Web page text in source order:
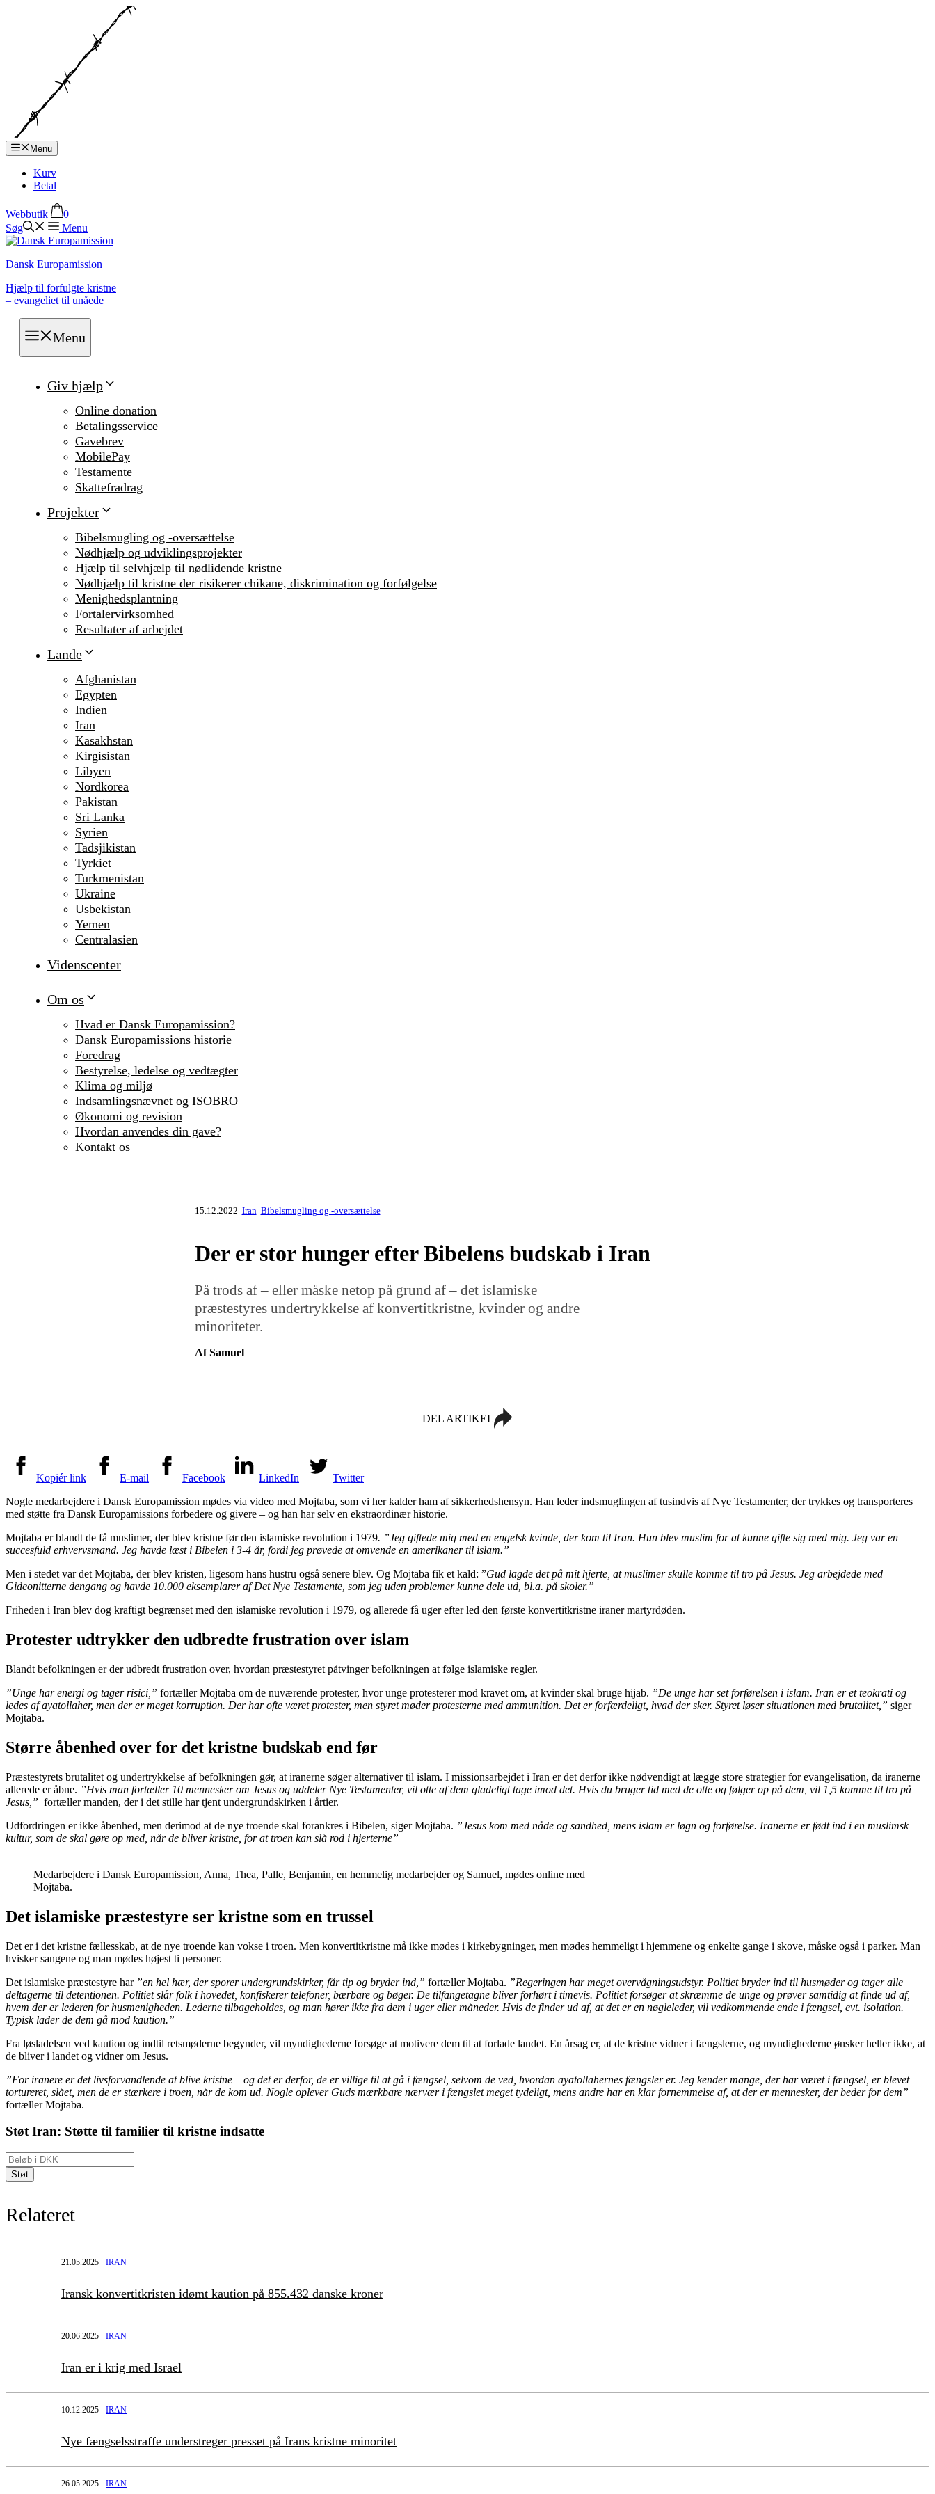
Menu
Kurv
Betal
Webbutik
0
Søg
Menu
Dansk Europamission
Hjælp til forfulgte kristne
– evangeliet til unåede
Menu
Giv hjælp
Online donation
Betalingsservice
Gavebrev
MobilePay
Testamente
Skattefradrag
Projekter
Bibelsmugling og -oversættelse
Nødhjælp og udviklingsprojekter
Hjælp til selvhjælp til nødlidende kristne
Nødhjælp til kristne der risikerer chikane, diskrimination og forfølgelse
Menighedsplantning
Fortalervirksomhed
Resultater af arbejdet
Lande
Afghanistan
Egypten
Indien
Iran
Kasakhstan
Kirgisistan
Libyen
Nordkorea
Pakistan
Sri Lanka
Syrien
Tadsjikistan
Tyrkiet
Turkmenistan
Ukraine
Usbekistan
Yemen
Centralasien
Videnscenter
Om os
Hvad er Dansk Europamission?
Dansk Europamissions historie
Foredrag
Bestyrelse, ledelse og vedtægter
Klima og miljø
Indsamlingsnævnet og ISOBRO
Økonomi og revision
Hvordan anvendes din gave?
Kontakt os
15.12.2022 Iran Bibelsmugling og -oversættelse
Der er stor hunger efter Bibelens budskab i Iran
På trods af – eller måske netop på grund af – det islamiske
præstestyres undertrykkelse af konvertitkristne, kvinder og andre
minoriteter.
Af Samuel
DEL ARTIKEL
Kopiér link E-mail Facebook LinkedIn
Twitter
Nogle medarbejdere i Dansk Europamission mødes via video med Mojtaba, som vi her kalder ham af sikkerhedshensyn. Han leder indsmuglingen af tusindvis af Nye Testamenter, der trykkes og transporteres
med støtte fra Dansk Europamissions forbedere og givere – og han har selv en ekstraordinær historie.
Mojtaba er blandt de få muslimer, der blev kristne før den islamiske revolution i 1979. ”Jeg giftede mig med en engelsk kvinde, der kom til Iran. Hun blev muslim for at kunne gifte sig med mig. Jeg var en
succesfuld erhvervsmand. Jeg havde læst i Bibelen i 3-4 år, fordi jeg prøvede at omvende en amerikaner til islam.”
Men i stedet var det Mojtaba, der blev kristen, ligesom hans hustru også senere blev. Og Mojtaba fik et kald: ”Gud lagde det på mit hjerte, at muslimer skulle komme til tro på Jesus. Jeg arbejdede med
Gideonitterne dengang og havde 10.000 eksemplarer af Det Nye Testamente, som jeg uden problemer kunne dele ud, bl.a. på skoler.”
Friheden i Iran blev dog kraftigt begrænset med den islamiske revolution i 1979, og allerede få uger efter led den første konvertitkristne iraner martyrdøden.
Protester udtrykker den udbredte frustration over islam
Blandt befolkningen er der udbredt frustration over, hvordan præstestyret påtvinger befolkningen at følge islamiske regler.
”Unge har energi og tager risici,” fortæller Mojtaba om de nuværende protester, hvor unge protesterer mod kravet om, at kvinder skal bruge hijab. ”De unge har set forførelsen i islam. Iran er et teokrati og
ledes af ayatollaher, men der er meget korruption. Der har ofte været protester, men styret møder protesterne med ammunition. Det er forfærdeligt, hvad der sker. Styret løser situationen med brutalitet,” siger
Mojtaba.
Større åbenhed over for det kristne budskab end før
Præstestyrets brutalitet og undertrykkelse af befolkningen gør, at iranerne søger alternativer til islam. I missionsarbejdet i Iran er det derfor ikke nødvendigt at lægge store strategier for evangelisation, da iranerne
allerede er åbne. ”Hvis man fortæller 10 mennesker om Jesus og uddeler Nye Testamenter, vil otte af dem gladeligt tage imod det. Hvis du bruger tid med de otte og følger op på dem, vil 1,5 komme til tro på
Jesus,” fortæller manden, der i det stille har tjent undergrundskirken i årtier.
Udfordringen er ikke åbenhed, men derimod at de nye troende skal forankres i Bibelen, siger Mojtaba. ”Jesus kom med nåde og sandhed, mens islam er løgn og forførelse. Iranerne er født ind i en muslimsk
kultur, som de skal gøre op med, når de bliver kristne, for at troen kan slå rod i hjerterne”
Medarbejdere i Dansk Europamission, Anna, Thea, Palle, Benjamin, en hemmelig medarbejder og Samuel, mødes online med
Mojtaba.
Det islamiske præstestyre ser kristne som en trussel
Det er i det kristne fællesskab, at de nye troende kan vokse i troen. Men konvertitkristne må ikke mødes i kirkebygninger, men mødes hemmeligt i hjemmene og enkelte gange i skove, måske også i parker. Man
hvisker sangene og man mødes højest ti personer.
Det islamiske præstestyre har ”en hel hær, der sporer undergrundskirker, får tip og bryder ind,” fortæller Mojtaba. ”Regeringen har meget overvågningsudstyr. Politiet bryder ind til husmøder og tager alle
deltagerne til detentionen. Politiet slår folk i hovedet, konfiskerer telefoner, bærbare og bøger. De tilfangetagne bliver forhørt i timevis. Politiet forsøger at skræmme de unge og prøver samtidig at finde ud af,
hvem der er lederen for husmenigheden. Lederne tilbageholdes, og man hører ikke fra dem i uger eller måneder. Hvis de finder ud af, at det er en nøgleleder, vil vedkommende ende i fængsel, evt. isolation.
Typisk lader de dem gå mod kaution.”
Fra løsladelsen ved kaution og indtil retsmøderne begynder, vil myndighederne forsøge at motivere dem til at forlade landet. En årsag er, at de kristne vidner i fængslerne, og myndighederne ønsker heller ikke, at
de bliver i landet og vidner om Jesus.
”For iranere er det livsforvandlende at blive kristne – og det er derfor, de er villige til at gå i fængsel, selvom de ved, hvordan ayatollahernes fængsler er. Jeg kender mange, der har været i fængsel, er blevet
tortureret, slået, men de er stærkere i troen, når de kom ud. Nogle oplever Guds mærkbare nærvær i fængslet meget tydeligt, mens andre har en klar fornemmelse af, at der er mennesker, der beder for dem”
fortæller Mojtaba.
Støt Iran: Støtte til familier til kristne indsatte
Relateret
21.05.2025 IRAN
Iransk konvertitkristen idømt kaution på 855.432 danske kroner
20.06.2025 IRAN
Iran er i krig med Israel
10.12.2025 IRAN
Nye fængselsstraffe understreger presset på Irans kristne minoritet
26.05.2025 IRAN